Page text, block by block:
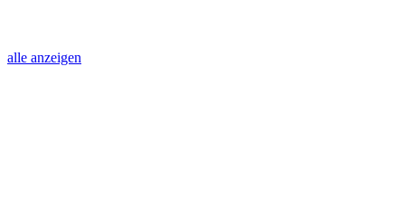
alle anzeigen